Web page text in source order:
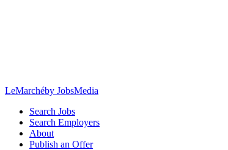
LeMarchéby JobsMedia
Search Jobs
Search Employers
About
Publish an Offer